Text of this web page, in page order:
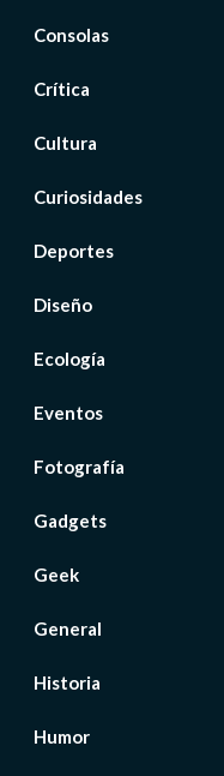
Consolas
Crítica
Cultura
Curiosidades
Deportes
Diseño
Ecología
Eventos
Fotografía
Gadgets
Geek
General
Historia
Humor